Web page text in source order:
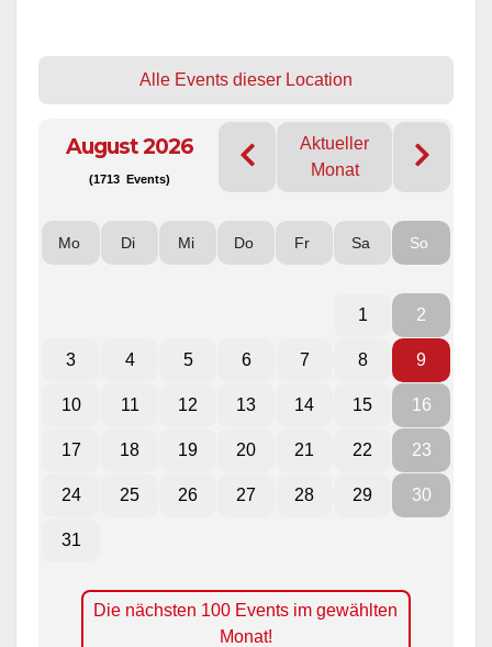
Alle Events dieser Location
August 2026
(1713 Events)
Aktueller
Monat
Mo Di Mi Do Fr Sa So
1 2
3 4 5 6 7 8 9
10 11 12 13 14 15 16
17 18 19 20 21 22 23
24 25 26 27 28 29 30
31
Die nächsten 100 Events im gewählten
Monat!